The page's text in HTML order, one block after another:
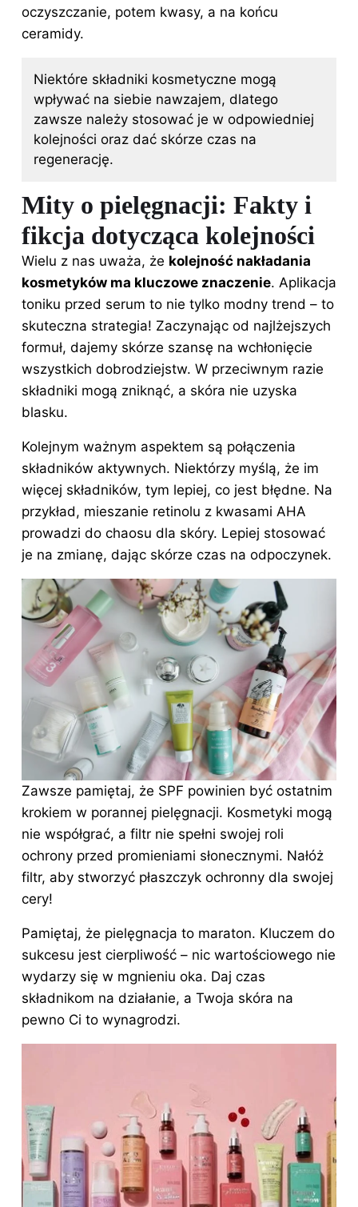
oczyszczanie, potem kwasy, a na końcu
ceramidy.
Niektóre składniki kosmetyczne mogą
wpływać na siebie nawzajem, dlatego
zawsze należy stosować je w odpowiedniej
kolejności oraz dać skórze czas na
regenerację.
Mity o pielęgnacji: Fakty i
fikcja dotycząca kolejności
Wielu z nas uważa, że kolejność nakładania
kosmetyków ma kluczowe znaczenie. Aplikacja
toniku przed serum to nie tylko modny trend – to
skuteczna strategia! Zaczynając od najlżejszych
formuł, dajemy skórze szansę na wchłonięcie
wszystkich dobrodziejstw. W przeciwnym razie
składniki mogą zniknąć, a skóra nie uzyska
blasku.
Kolejnym ważnym aspektem są połączenia
składników aktywnych. Niektórzy myślą, że im
więcej składników, tym lepiej, co jest błędne. Na
przykład, mieszanie retinolu z kwasami AHA
prowadzi do chaosu dla skóry. Lepiej stosować
je na zmianę, dając skórze czas na odpoczynek.
Zawsze pamiętaj, że SPF powinien być ostatnim
krokiem w porannej pielęgnacji. Kosmetyki mogą
nie współgrać, a filtr nie spełni swojej roli
ochrony przed promieniami słonecznymi. Nałóż
filtr, aby stworzyć płaszczyk ochronny dla swojej
cery!
Pamiętaj, że pielęgnacja to maraton. Kluczem do
sukcesu jest cierpliwość – nic wartościowego nie
wydarzy się w mgnieniu oka. Daj czas
składnikom na działanie, a Twoja skóra na
pewno Ci to wynagrodzi.